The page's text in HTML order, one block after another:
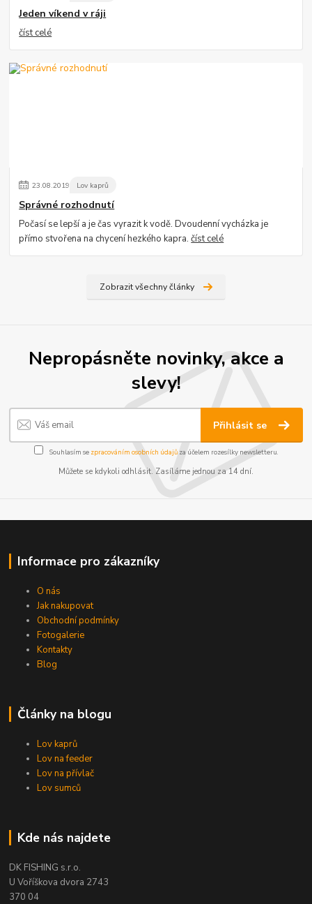
Jeden víkend v ráji
číst celé
23.08.2019 Lov kaprů
Správné rozhodnutí
Počasí se lepší a je čas vyrazit k vodě. Dvoudenní vycházka je
přímo stvořena na chycení hezkého kapra.číst celé
Zobrazit všechny články
Nepropásněte novinky, akce a
slevy!
Přihlásit se
Souhlasím se zpracováním osobních údajůza účelem rozesílky newsletteru.
Můžete se kdykoli odhlásit. Zasíláme jednou za 14 dní.
Informace pro zákazníky
O nás
Jak nakupovat
Obchodní podmínky
Fotogalerie
Kontakty
Blog
Články na blogu
Lov kaprů
Lov na feeder
Lov na přívlač
Lov sumců
Kde nás najdete
DK FISHING s.r.o.
U Voříškova dvora 2743
370 04